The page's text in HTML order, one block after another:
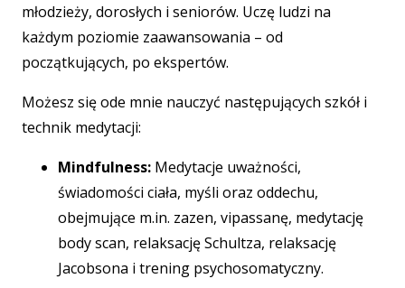
młodzieży, dorosłych i seniorów. Uczę ludzi na
każdym poziomie zaawansowania – od
początkujących, po ekspertów.
Możesz się ode mnie nauczyć następujących szkół i
technik medytacji:
Mindfulness: Medytacje uważności,
świadomości ciała, myśli oraz oddechu,
obejmujące m.in. zazen, vipassanę, medytację
body scan, relaksację Schultza, relaksację
Jacobsona i trening psychosomatyczny.